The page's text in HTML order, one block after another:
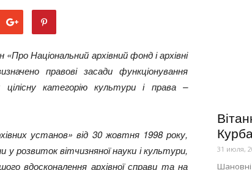
Національний архівний фонд і архівні
правові засади функціонування
категорію культури і права –
установ» від 30 жовтня 1998 року,
у розвиток вітчизняної науки і культури,
вдосконалення архівної справи та на
31 июля,